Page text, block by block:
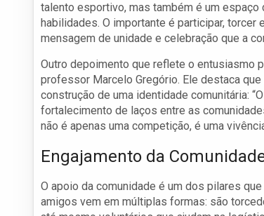
talento esportivo, mas também é um
habilidades. O importante é participar,
mensagem de unidade e celebração que a
Outro depoimento que reflete o entusiasmo
professor Marcelo Gregório. Ele destaca
construção de uma identidade comunitária:
fortalecimento de laços entre as
não é apenas uma competição, é uma
Engajamento da
O apoio da comunidade é um dos pilares
amigos vem em múltiplas formas: são